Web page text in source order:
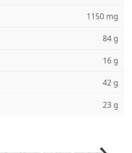
1150 mg
84 g
16 g
42 g
23 g